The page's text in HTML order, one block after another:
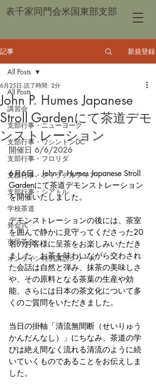
表千家同門会米国東部支部
記事 新規登録
All Posts
講習会
支部行事・ニューヨーク
支部行事・ワシントンDC
支部行事・フロリダ
支部行事・フィラデルフィア
支部行事・シアトル
学校茶道
発会式
市民茶会
オンライン特別講話シリーズ
All Posts
John P. Humes Japanese
Stroll Gardenにて茶道デモ
ンストレーション
6月25日 読了時間: 2分
開催日 6/6/2026
6月6日、John P. Humes Japanese Stroll
Gardenにて茶道デモンストレーション
を開催いたしました。
デモンストレーションの後には、茶室
を囲んで静かに見守ってくださった20
名のお客様に呈茶をお楽しみいただき
ました。お茶を味わいながら交わされ
た会話は自然と弾み、抹茶の美味しさ
や、その原料となる茶葉の生産や効
能、さらには日本の茶文化について多
くのご質問をいただきました。
当日の掛軸「清流無間断（せいりゅう
かんだんなし）」にちなみ、茶道の学
びは絶え間なく流れる清流のように続
いていくものであることをお伝えしま
した。